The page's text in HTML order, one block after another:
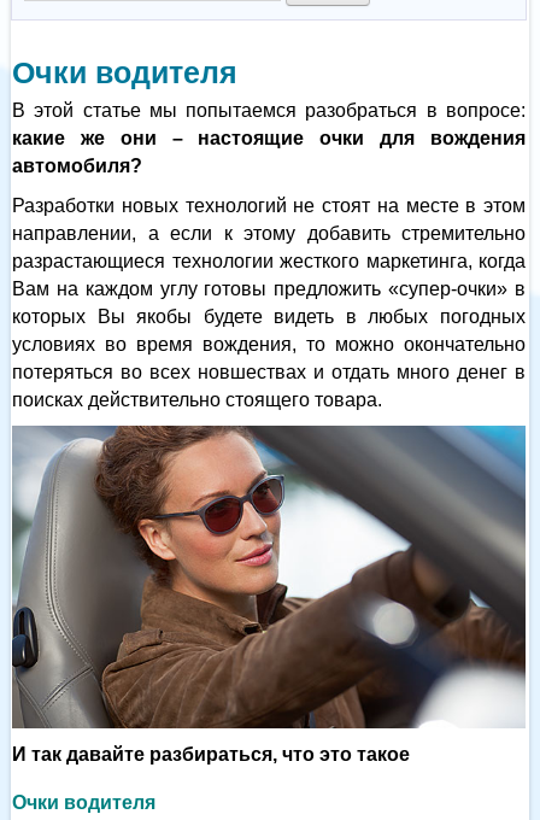
Очки водителя
В этой статье мы попытаемся разобраться в вопросе:
какие же они – настоящие очки для вождения
автомобиля?
Разработки новых технологий не стоят на месте в этом
направлении, а если к этому добавить стремительно
разрастающиеся технологии жесткого маркетинга, когда
Вам на каждом углу готовы предложить «супер-очки» в
которых Вы якобы будете видеть в любых погодных
условиях во время вождения, то можно окончательно
потеряться во всех новшествах и отдать много денег в
поисках действительно стоящего товара.
И так давайте разбираться, что это такое
Очки водителя